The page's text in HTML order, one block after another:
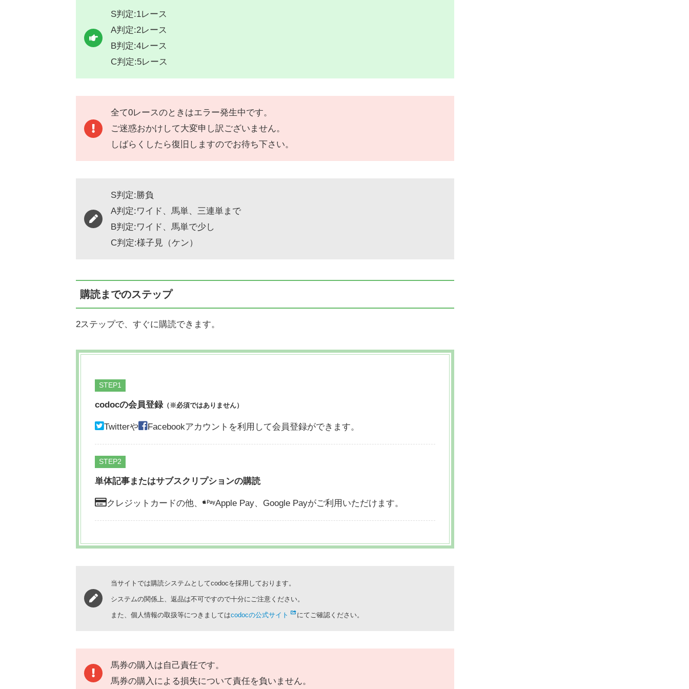
S判定:1レース
A判定:2レース
B判定:4レース
C判定:5レース
全て0レースのときはエラー発生中です。
ご迷惑おかけして大変申し訳ございません。
しばらくしたら復旧しますのでお待ち下さい。
S判定:勝負
A判定:ワイド、馬単、三連単まで
B判定:ワイド、馬単で少し
C判定:様子見（ケン）
購読までのステップ
2ステップで、すぐに購読できます。
STEP
codocの会員登録（※必須ではありません）
Twitterや Facebookアカウントを利用して会員登録ができます。
STEP
単体記事またはサブスクリプションの購読
クレジットカードの他、 Apple Pay、 Google Payがご利用いただけます。
当サイトでは購読システムとしてcodocを採用しております。
システムの関係上、返品は不可ですので十分にご注意ください。
また、個人情報の取扱等につきましてはcodocの公式サイト にてご確認ください。
馬券の購入は自己責任です。
馬券の購入による損失について責任を負いません。